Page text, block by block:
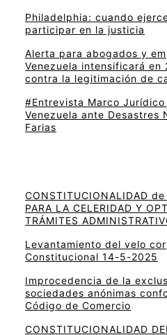
Philadelphia: cuando
participar en la justicia
Alerta para abogados y
Venezuela intensificará en
contra la legitimación de
#Entrevista Marco
Venezuela ante Desastres
Farias
CONSTITUCIONALIDAD
PARA LA CELERIDAD Y
TRÁMITES
Levantamiento del velo
Constitucional 14-5-2025
Improcedencia de la
sociedades anónimas
Código de Comercio
CONSTITUCIONALIDAD